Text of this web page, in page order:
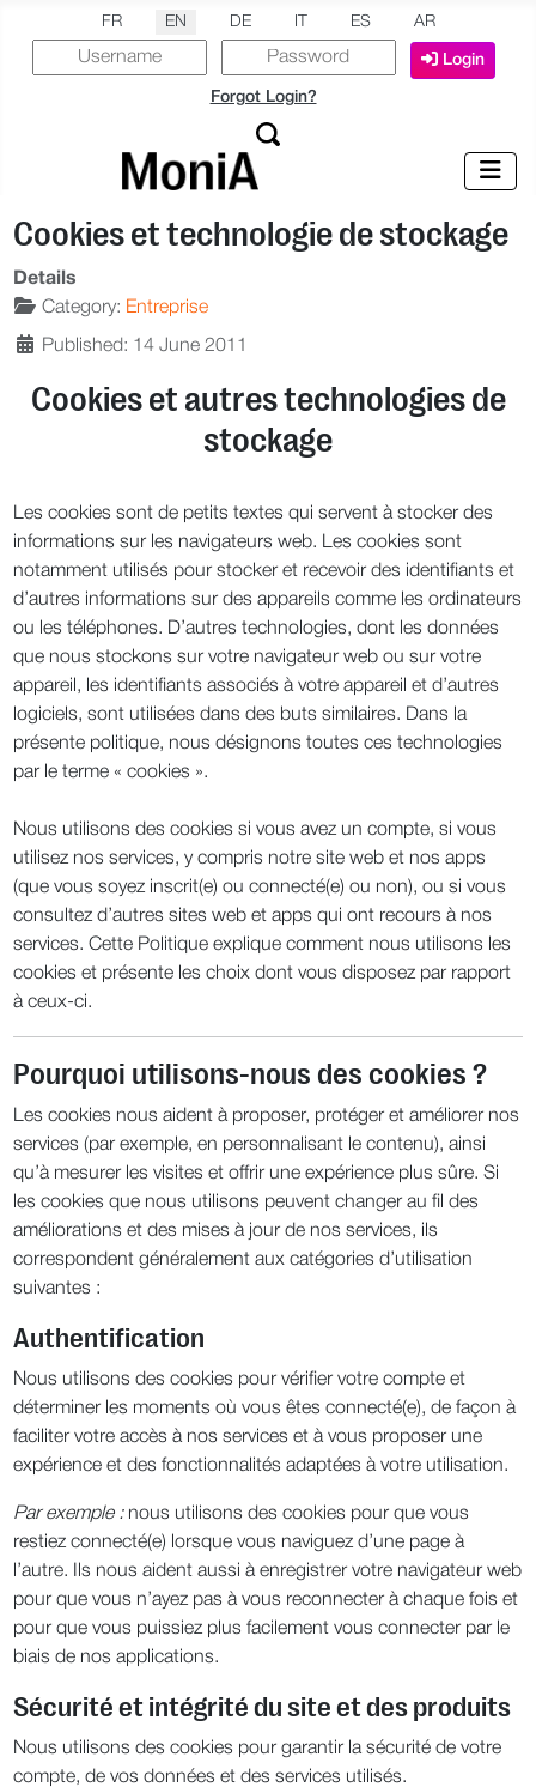
Select your language
FR EN DE ES AR
Login
Forgot Login?
Cookies et technologie de stockage
Details
Category: Entreprise
Published: 14 June 2011
Cookies et autres technologies de
stockage
Les cookies sont de petits textes qui servent à stocker des
informations sur les navigateurs web. Les cookies sont
notamment utilisés pour stocker et recevoir des identifiants et
d’autres informations sur des appareils comme les ordinateurs
ou les téléphones. D’autres technologies, dont les données
que nous stockons sur votre navigateur web ou sur votre
appareil, les identifiants associés à votre appareil et d’autres
logiciels, sont utilisées dans des buts similaires. Dans la
présente politique, nous désignons toutes ces technologies
par le terme « cookies ».
Nous utilisons des cookies si vous avez un compte, si vous
utilisez nos services, y compris notre site web et nos apps
(que vous soyez inscrit(e) ou connecté(e) ou non), ou si vous
consultez d’autres sites web et apps qui ont recours à nos
services. Cette Politique explique comment nous utilisons les
cookies et présente les choix dont vous disposez par rapport
à ceux-ci.
Pourquoi utilisons-nous des cookies ?
Les cookies nous aident à proposer, protéger et améliorer nos
services (par exemple, en personnalisant le contenu), ainsi
qu’à mesurer les visites et offrir une expérience plus sûre. Si
les cookies que nous utilisons peuvent changer au fil des
améliorations et des mises à jour de nos services, ils
correspondent généralement aux catégories d’utilisation
suivantes :
Authentification
Nous utilisons des cookies pour vérifier votre compte et
déterminer les moments où vous êtes connecté(e), de façon à
faciliter votre accès à nos services et à vous proposer une
expérience et des fonctionnalités adaptées à votre utilisation.
Par exemple :nous utilisons des cookies pour que vous
restiez connecté(e) lorsque vous naviguez d’une page à
l’autre. Ils nous aident aussi à enregistrer votre navigateur web
pour que vous n’ayez pas à vous reconnecter à chaque fois et
pour que vous puissiez plus facilement vous connecter par le
biais de nos applications.
Sécurité et intégrité du site et des produits
Nous utilisons des cookies pour garantir la sécurité de votre
compte, de vos données et des services utilisés.